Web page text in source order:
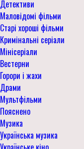
Детективи
Маловідомі фільми
Старі хороші фільми
Кримінальні серіали
Мінісеріали
Вестерни
Горори і жахи
Драми
Мультфільми
Пояснено
Музика
Українська музика